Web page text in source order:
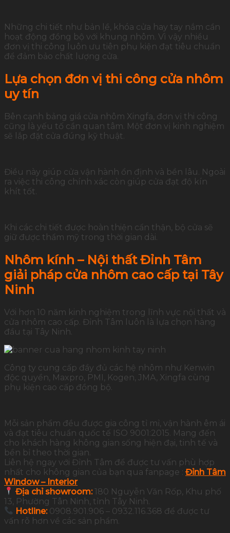
Những chi tiết như bản lề, khóa cửa hay tay nắm cần
hoạt động đồng bộ với khung nhôm. Vì vậy nhiều
đơn vị thi công luôn ưu tiên phụ kiện đạt tiêu chuẩn
để đảm bảo chất lượng cửa.
Lựa chọn đơn vị thi công cửa nhôm
uy tín
Bên cạnh bảng giá cửa nhôm Xingfa, đơn vị thi công
cũng là yếu tố cần quan tâm. Một đơn vị kinh nghiệm
sẽ lắp đặt cửa đúng kỹ thuật.
Điều này giúp cửa vận hành ổn định và bền lâu. Ngoài
ra việc thi công chính xác còn giúp cửa đạt độ kín
khít tốt.
Khi các chi tiết được hoàn thiện cẩn thận, bộ cửa sẽ
giữ được thẩm mỹ trong thời gian dài.
Nhôm kính – Nội thất Đỉnh Tâm
giải pháp cửa nhôm cao cấp tại Tây
Ninh
Với hơn 10 năm kinh nghiệm trong lĩnh vực nội thất và
cửa nhôm cao cấp. Đỉnh Tâm luôn là lựa chọn hàng
đầu tại Tây Ninh.
Công ty cung cấp đầy đủ các hệ nhôm như Kenwin
độc quyền, Maxpro, PMI, Kogen, JMA, Xingfa cùng
phụ kiện cao cấp đồng bộ.
Mỗi sản phẩm đều được gia công tỉ mỉ, vận hành êm ái
và đạt tiêu chuẩn quốc tế ISO 9001:2015. Mang đến
cho khách hàng không gian sống hiện đại, tinh tế và
bền bỉ theo thời gian.
Liên hệ ngay với Đỉnh Tâm để được tư vấn phù hợp
nhất cho không gian của bạn qua fanpage : Đỉnh Tâm
Window – Interior
Địa chỉ showroom:180 Nguyễn Văn Rốp, Khu phố
13, Phường Tân Ninh, tỉnh Tây Ninh.
Hotline: 0908.901.906 – 0932.116.368 để được tư
vấn rõ hơn về các sản phẩm.